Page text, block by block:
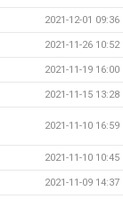
2021-12-01 09:36
2021-11-26 10:52
2021-11-19 16:00
2021-11-15 13:28
2021-11-10 16:59
2021-11-10 10:45
2021-11-09 14:37